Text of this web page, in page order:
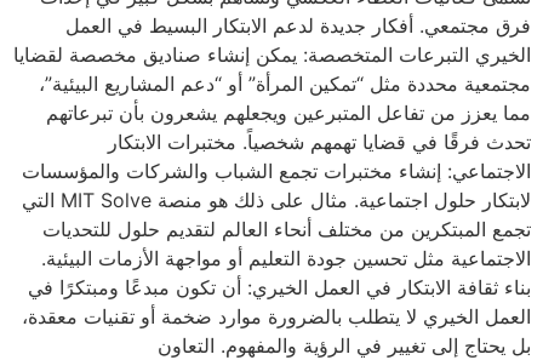
فرق مجتمعي. أفكار جديدة لدعم الابتكار البسيط في العمل
الخيري التبرعات المتخصصة: يمكن إنشاء صناديق مخصصة لقضايا
مجتمعية محددة مثل “تمكين المرأة” أو “دعم المشاريع البيئية”،
مما يعزز من تفاعل المتبرعين ويجعلهم يشعرون بأن تبرعاتهم
تحدث فرقًا في قضايا تهمهم شخصياً. مختبرات الابتكار
الاجتماعي: إنشاء مختبرات تجمع الشباب والشركات والمؤسسات
لابتكار حلول اجتماعية. مثال على ذلك هو منصة MIT Solve التي
تجمع المبتكرين من مختلف أنحاء العالم لتقديم حلول للتحديات
الاجتماعية مثل تحسين جودة التعليم أو مواجهة الأزمات البيئية.
بناء ثقافة الابتكار في العمل الخيري: أن تكون مبدعًا ومبتكرًا في
العمل الخيري لا يتطلب بالضرورة موارد ضخمة أو تقنيات معقدة،
بل يحتاج إلى تغيير في الرؤية والمفهوم. التعاون